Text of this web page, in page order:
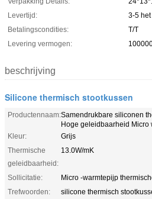
Levertijd:
3-5
Betalingscondities:
T/T
Levering vermogen:
beschrijving
Silicone thermisch stootkussen
Productennaam:Samendrukbare siliconen
Hoge geleidbaarheid Micro
Kleur:
Grijs
Thermische
geleidbaarheid:
13.0W/mK
Sollicitatie:
Micro -warmtepijp
Trefwoorden:
silicone thermisch